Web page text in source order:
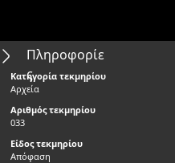
Πληροφορίε
ς
Κατηγορία τεκμηρίου
Αρχεία
Αριθμός τεκμηρίου
033
Είδος τεκμηρίου
Απόφαση